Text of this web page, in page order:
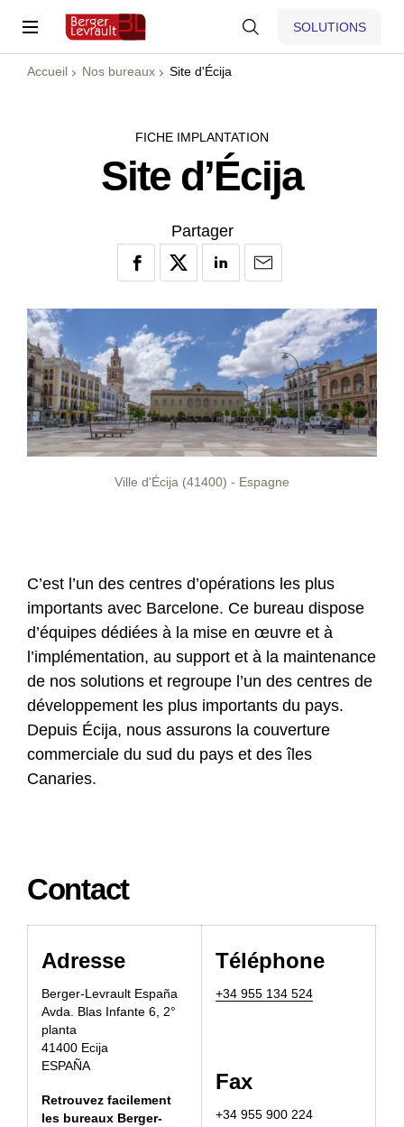
SOLUTIONS
Accueil Nos bureaux Site d'Écija
FICHE IMPLANTATION
Site d’Écija
Partager
Ville d'Écija (41400) - Espagne
C’est l’un des centres d’opérations les plus
importants avec Barcelone. Ce bureau dispose
d’équipes dédiées à la mise en œuvre et à
l’implémentation, au support et à la maintenance
de nos solutions et regroupe l’un des centres de
développement les plus importants du pays.
Depuis Écija, nous assurons la couverture
commerciale du sud du pays et des îles
Canaries.
Contact
Adresse
Berger-Levrault España
Avda. Blas Infante 6, 2°
planta
41400 Ecija
ESPAÑA
Retrouvez facilement
les bureaux Berger-
Téléphone
+34 955 134 524
Fax
+34 955 900 224